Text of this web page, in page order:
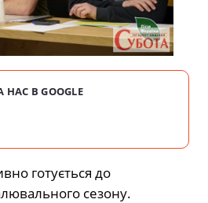
В GOOGLE
готується до
сезону.